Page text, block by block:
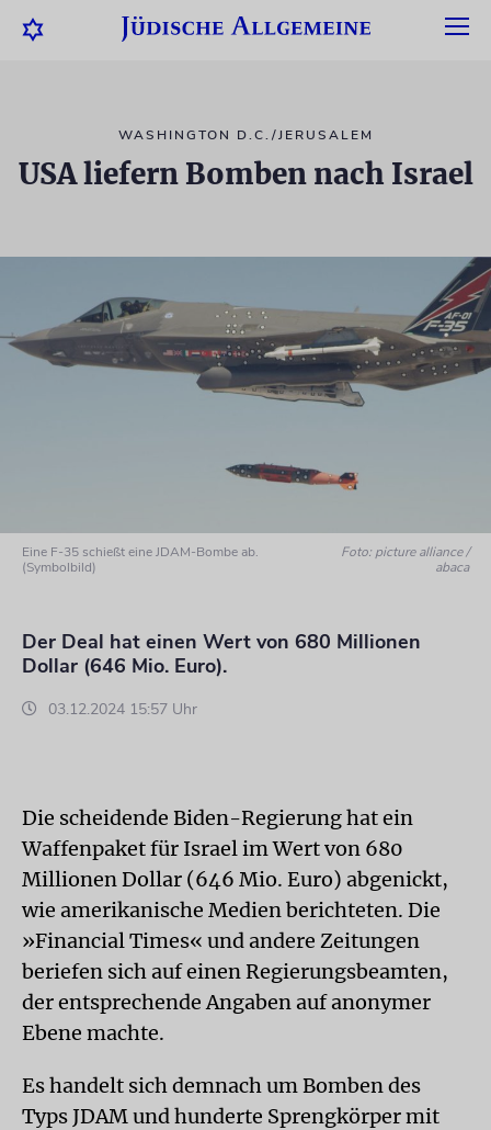
WASHINGTON D.C./JERUSALEM
USA liefern Bomben nach Israel
Eine F-35 schießt eine JDAM-Bombe ab.
(Symbolbild)
Foto: picture alliance /
abaca
Der Deal hat einen Wert von 680 Millionen
Dollar (646 Mio. Euro).
03.12.2024 15:57 Uhr
Die scheidende Biden-Regierung hat ein
Waffenpaket für Israel im Wert von 680
Millionen Dollar (646 Mio. Euro) abgenickt,
wie amerikanische Medien berichteten. Die
»Financial Times« und andere Zeitungen
beriefen sich auf einen Regierungsbeamten,
der entsprechende Angaben auf anonymer
Ebene machte.
Es handelt sich demnach um Bomben des
Typs JDAM und hunderte Sprengkörper mit